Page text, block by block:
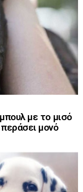
με το μισό
μονό